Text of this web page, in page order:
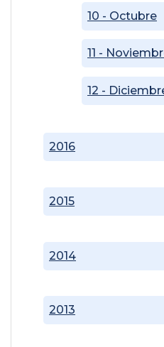
2013
2014
2015
2016
10 - Octubre
11 -
12 -